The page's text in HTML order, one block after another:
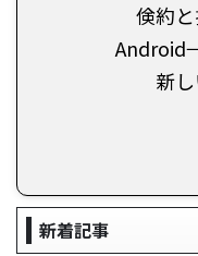
倹約
新
新着記事